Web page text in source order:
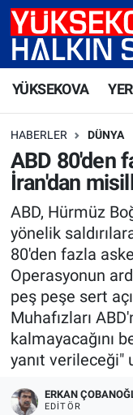
YÜKSEKOVA
HABERLER DÜNYA
ABD 80'den
İran'dan
ABD, Hürmüz
yönelik
80'den fazla
Operasyonun
peş peşe sert
Muhafızları
kalmayacağını
yanıt verileceği"
ERKAN
EDITÖR
Yüksekova
Süper Lig
Tüm
Son Dakika
Haber Arşivi